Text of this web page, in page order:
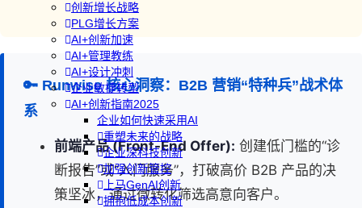
创新增长战略
PLG增长方案
AI+创新加速
AI+管理教练
AI+设计冲刺
企业敏捷转型
AI+创新指南2025
企业如何快速采用AI
重塑未来的战略
企业深科技创新
加强创新管控
上马GenAI创新
拥抱低成本创新
🔑 Runwise 核心洞察：B2B 营销“特种兵”战术体
系
前端产品 (Front-End Offer): 创建低门槛的“诊
断报告”或“入门服务”，打破高价 B2B 产品的决
策坚冰，通过微转化筛选高意向客户。